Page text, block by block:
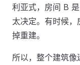
利亚式，房间 B
太决定。有时候
掉重建。
所以，整个建筑像